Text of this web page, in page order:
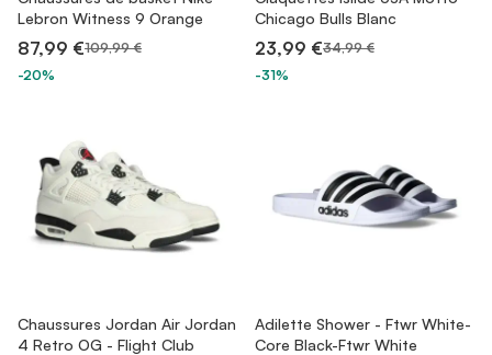
Lebron Witness 9 Orange
87,99 €109,99 €
-20%
Chicago Bulls Blanc
23,99 €34,99 €
-31%
Chaussures Jordan Air Jordan
4 Retro OG - Flight Club
Adilette Shower - Ftwr White-
Core Black-Ftwr White